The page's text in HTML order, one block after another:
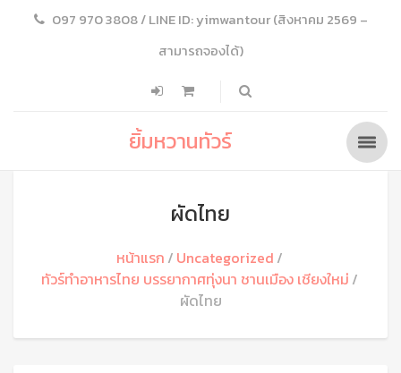
097 970 3808 / LINE ID: yimwantour (สิงหาคม 2569 –
สามารถจองได้)
ยิ้มหวานทัวร์
ผัดไทย
หน้าแรก
Uncategorized
ทัวร์ทำอาหารไทย บรรยากาศทุ่งนา ชานเมือง เชียงใหม่
ผัดไทย